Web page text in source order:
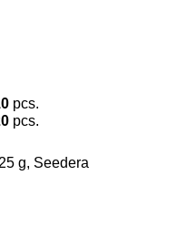
pcs.
pcs.
g, Seedera